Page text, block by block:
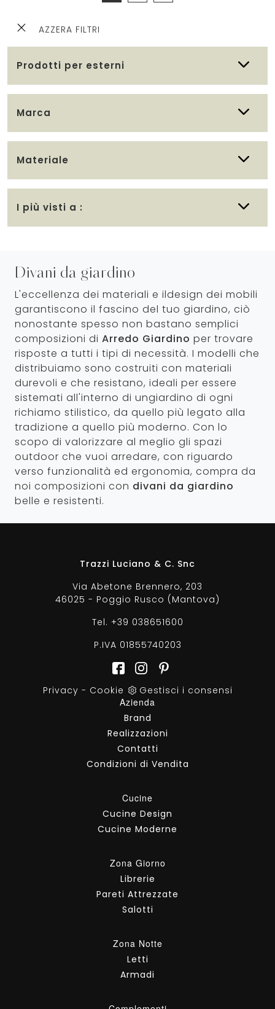
AZZERA FILTRI
Prodotti per esterni
Marca
Materiale
I più visti a :
Divani da giardino
L'eccellenza dei materiali e ildesign dei mobili
garantiscono il fascino del tuo giardino, ciò
nonostante spesso non bastano semplici
composizioni di Arredo Giardino per trovare
risposte a tutti i tipi di necessità. I modelli che
distribuiamo sono costruiti con materiali
durevoli e che resistano, ideali per essere
sistemati all'interno di ungiardino di ogni
richiamo stilistico, da quello più legato alla
tradizione a quello più moderno. Con lo
scopo di valorizzare al meglio gli spazi
outdoor che vuoi arredare, con riguardo
verso funzionalità ed ergonomia, compra da
noi composizioni con divani da giardino
belle e resistenti.
Trazzi Luciano & C. Snc
Via Abetone Brennero, 203
46025 - Poggio Rusco (Mantova)
Tel. +39 038651600
P.IVA 01855740203
Privacy - Cookie
Gestisci i consensi
Azienda
Brand
Realizzazioni
Contatti
Condizioni di Vendita
Cucine
Cucine Design
Cucine Moderne
Zona Giorno
Librerie
Pareti Attrezzate
Salotti
Zona Notte
Letti
Armadi